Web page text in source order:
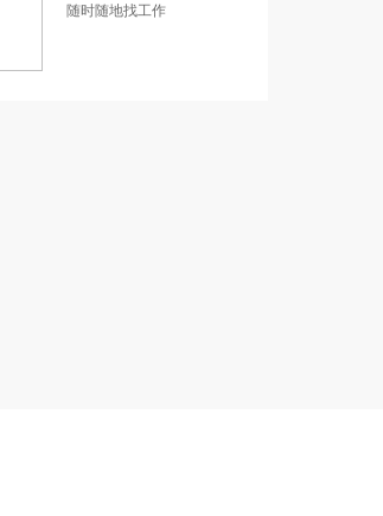
随时随地找工作